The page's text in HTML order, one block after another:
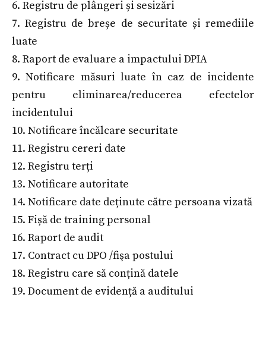
6. Registru de plângeri și sesizări
7. Registru de breșe de securitate și remediile
luate
8. Raport de evaluare a impactului DPIA
9. Notificare măsuri luate în caz de incidente
pentru eliminarea/reducerea efectelor
incidentului
10. Notificare încălcare securitate
11. Registru cereri date
12. Registru terți
13. Notificare autoritate
14. Notificare date deținute către persoana vizată
15. Fișă de training personal
16. Raport de audit
17. Contract cu DPO /fişa postului
18. Registru care să conțină datele
19. Document de evidență a auditului